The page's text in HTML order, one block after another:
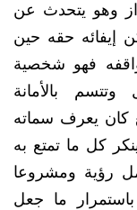
وهو يتحدث عن
إيفائه حقه حين
فهو شخصية
بالأمانة
كان يعرف سماته
كل ما تمتع به
رؤية ومشروعا
ما جعل